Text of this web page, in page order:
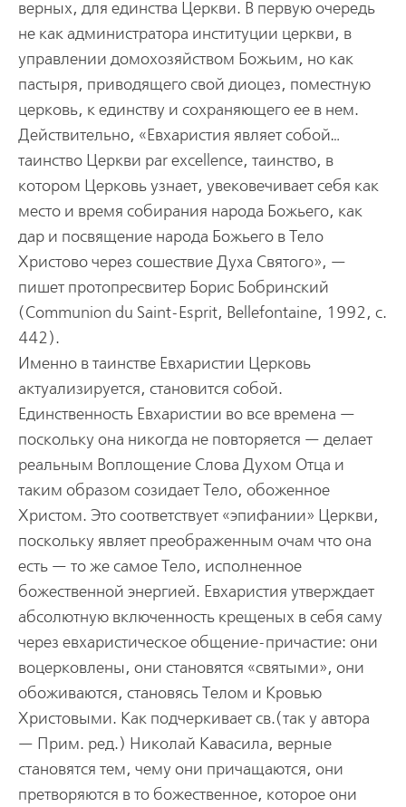
верных, для единства Церкви. В первую очередь
не как администратора институции церкви, в
управлении домохозяйством Божьим, но как
пастыря, приводящего свой диоцез, поместную
церковь, к единству и сохраняющего ее в нем.
Действительно, «Евхаристия являет собой…
таинство Церкви par excellence, таинство, в
котором Церковь узнает, увековечивает себя как
место и время собирания народа Божьего, как
дар и посвящение народа Божьего в Тело
Христово через сошествие Духа Святого», —
пишет протопресвитер Борис Бобринский
(Communion du Saint-Esprit, Bellefontaine, 1992, с.
442).
Именно в таинстве Евхаристии Церковь
актуализируется, становится собой.
Единственность Евхаристии во все времена —
поскольку она никогда не повторяется — делает
реальным Воплощение Слова Духом Отца и
таким образом созидает Тело, обоженное
Христом. Это соответствует «эпифании» Церкви,
поскольку являет преображенным очам что она
есть — то же самое Тело, исполненное
божественной энергией. Евхаристия утверждает
абсолютную включенность крещеных в себя саму
через евхаристическое общение-причастие: они
воцерковлены, они становятся «святыми», они
обоживаются, становясь Телом и Кровью
Христовыми. Как подчеркивает св.(так у автора
— Прим. ред.) Николай Кавасила, верные
становятся тем, чему они причащаются, они
претворяются в то божественное, которое они